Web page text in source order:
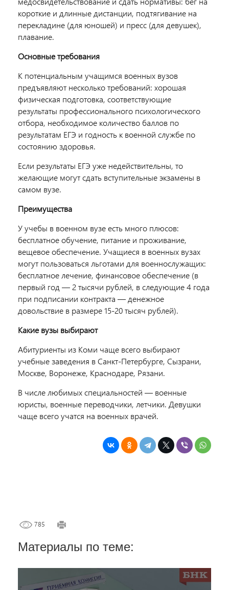
короткие и длинные дистанции, подтягивание на
перекладине (для юношей) и пресс (для девушек),
плавание.
Основные требования
К потенциальным учащимся военных вузов
предъявляют несколько требований: хорошая
физическая подготовка, соответствующие
результаты профессионального психологического
отбора, необходимое количество баллов по
результатам ЕГЭ и годность к военной службе по
состоянию здоровья.
Если результаты ЕГЭ уже недействительны, то
желающие могут сдать вступительные экзамены в
самом вузе.
Преимущества
У учебы в военном вузе есть много плюсов:
бесплатное обучение, питание и проживание,
вещевое обеспечение. Учащиеся в военных вузах
могут пользоваться льготами для военнослужащих:
бесплатное лечение, финансовое обеспечение (в
первый год ― 2 тысячи рублей, в следующие 4 года
при подписании контракта — денежное
довольствие в размере 15-20 тысяч рублей).
Какие вузы выбирают
Абитуриенты из Коми чаще всего выбирают
учебные заведения в Санкт-Петербурге, Сызрани,
Москве, Воронеже, Краснодаре, Рязани.
В числе любимых специальностей ― военные
юристы, военные переводчики, летчики. Девушки
чаще всего учатся на военных врачей.
785
Материалы по теме: